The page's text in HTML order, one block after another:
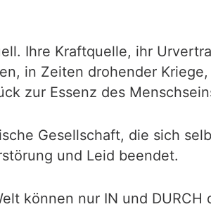
Ihre Kraftquelle, ihr
in Zeiten drohender
zur Essenz des
Gesellschaft, die sich
und Leid beendet.
können nur IN und